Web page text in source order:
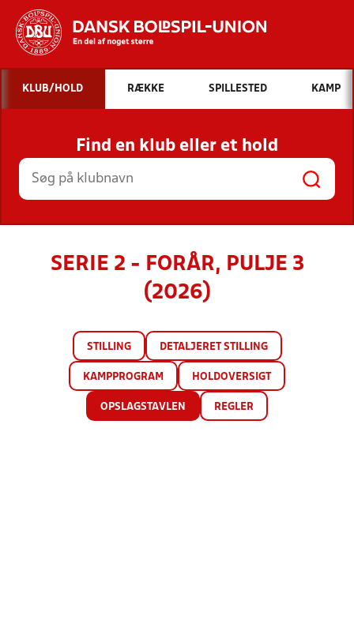
Hvad vil du søge efter?
INDHOLD OG NYHEDER
STILLINGER, RESULTATER, KLUBBER OG
HOLD
KLUB/HOLD RÆKKE SPILLESTED KAMP
Find en klub eller et hold
SERIE 2 - FORÅR, PULJE 3
(2026)
STILLING DETALJERET STILLING
KAMPPROGRAM HOLDOVERSIGT
OPSLAGSTAVLEN REGLER